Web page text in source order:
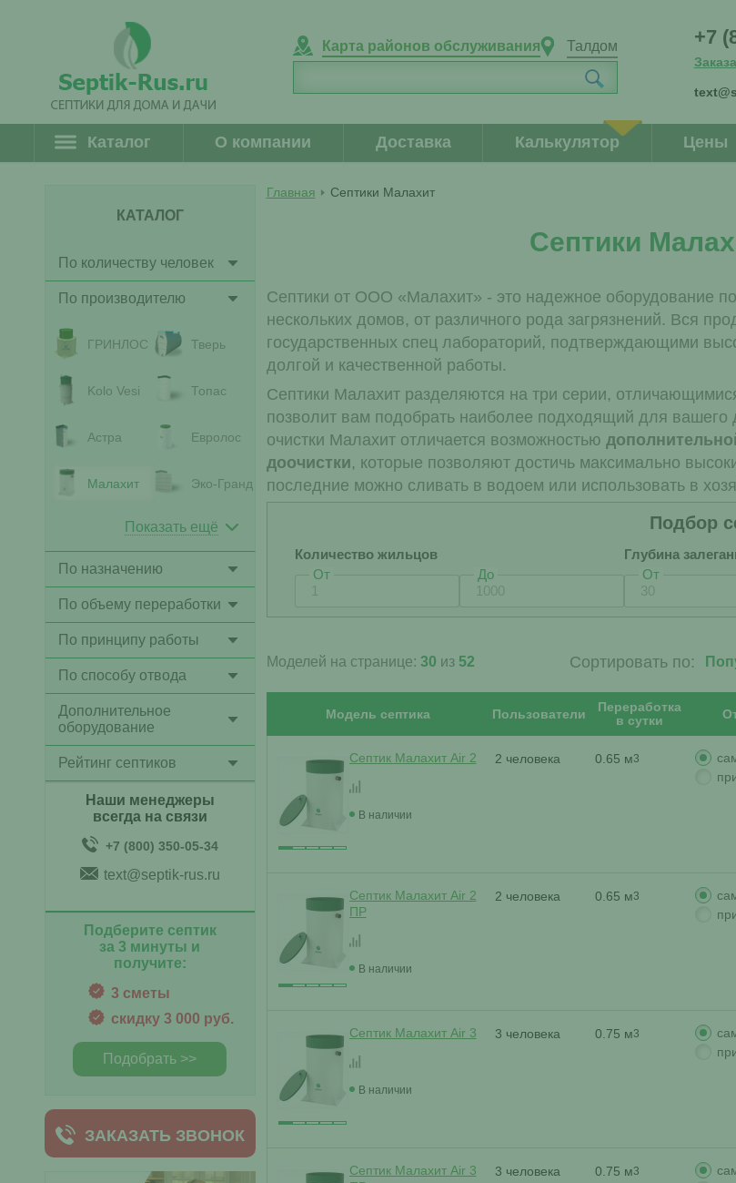
Карта районов обслуживания Талдом +7
Каталог О компании Доставка Калькулятор Цены
КАТАЛОГ
По количеству человек
По производителю
ГРИНЛОС Тверь
Kolo Vesi Топас
Астра Евролос
Малахит Эко-Гранд
Показать ещё
По назначению
По объему переработки
По принципу работы
По способу отвода
Дополнительное
оборудование
Рейтинг септиков
Наши менеджеры
всегда на связи
+7 (800) 350-05-34
text@septik-rus.ru
Подберите септик
за 3 минуты и
получите:
3 сметы
скидку 3 000 руб.
Подобрать >>
ЗАКАЗАТЬ ЗВОНОК
Главная Септики Малахит
Септики
Септики от ООО «Малахит» - это надежное оборудование
нескольких домов, от различного рода загрязнений. Вся
государственных спец лабораторий, подтверждающими
долгой и качественной работы.
Септики Малахит разделяются на три серии,
позволит вам подобрать наиболее подходящий для
очистки Малахит отличается возможностью
доочистки, которые позволяют достичь максимально
последние можно сливать в водоем или использовать в
Подбор
Количество жильцов
От
До
Глубина
От
Моделей на странице: 30 из 52 Сортировать по:
Модель септика Пользователи
Переработка
в сутки
Септик Малахит Air 2
В наличии
2 человека 0.65 м3
Септик Малахит Air 2
ПР
В наличии
2 человека 0.65 м3
Септик Малахит Air 3
В наличии
3 человека 0.75 м3
Септик Малахит Air 3
3 человека 0.75 м3